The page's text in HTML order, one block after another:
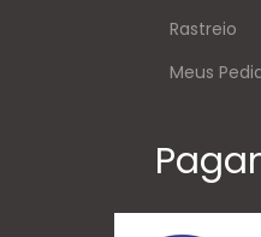
Rastreio
Meus